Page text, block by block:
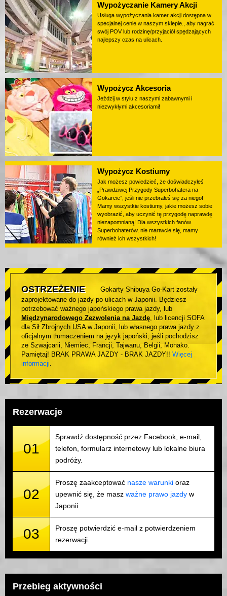
Wypożyczanie Kamery Akcji
Usługa wypożyczania kamer akcji dostępna w
specjalnej cenie w naszym sklepie., aby nagrać
swój POV lub rodzinę/przyjaciół spędzających
najlepszy czas na ulicach.
Wypożycz Akcesoria
Jeździj w stylu z naszymi zabawnymi i
niezwykłymi akcesoriami!
Wypożycz Kostiumy
Jak możesz powiedzieć, że doświadczyłeś
„Prawdziwej Przygody Superbohatera na
Gokarcie”, jeśli nie przebrałeś się za niego!
Mamy wszystkie kostiumy, jakie możesz sobie
wyobrazić, aby uczynić tę przygodę naprawdę
niezapomnianą! Dla wszystkich fanów
Superbohaterów, nie martwcie się, mamy
również ich wszystkich!
OSTRZEŻENIE
Gokarty Shibuya Go-Kart zostały
zaprojektowane do jazdy po ulicach w Japonii. Będziesz
potrzebować ważnego japońskiego prawa jazdy, lub
Międzynarodowego Zezwolenia na Jazdę, lub licencji SOFA
dla Sił Zbrojnych USA w Japonii, lub własnego prawa jazdy z
oficjalnym tłumaczeniem na język japoński, jeśli pochodzisz
ze Szwajcarii, Niemiec, Francji, Tajwanu, Belgii, Monako.
Pamiętaj! BRAK PRAWA JAZDY - BRAK JAZDY!! Więcej
informacji.
Rezerwacje
01
Sprawdź dostępność przez Facebook, e-mail,
telefon, formularz internetowy lub lokalne biura
podróży.
02
Proszę zaakceptować nasze warunki oraz
upewnić się, że masz ważne prawo jazdy w
Japonii.
03
Proszę potwierdzić e-mail z potwierdzeniem
rezerwacji.
Przebieg aktywności